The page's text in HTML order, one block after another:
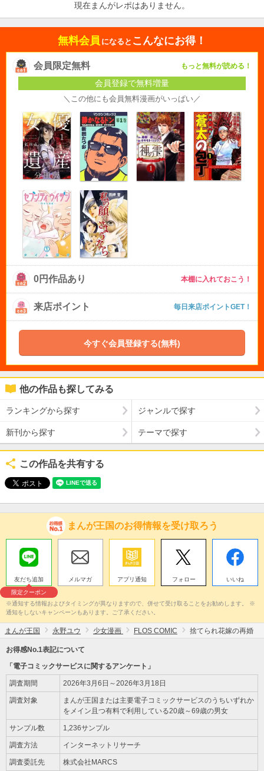
現在まんがレポはありません。
無料会員 になると こんなにお得！
会員限定無料 もっと無料が読める！
会員登録で無料増量
＼この他にも会員無料漫画がいっぱい／
0円作品あり 本棚に入れておこう！
来店ポイント 毎日来店ポイントGET！
今すぐ会員登録する(無料)
他の作品も探してみる
ランキングから探す ジャンルで探す
新刊から探す テーマで探す
この作品を共有する
まんが王国のお得情報を受け取ろう
友だち追加
限定クーポン
メルマガ アプリ通知 フォロー いいね
※通知する情報およびタイミングが異なりますので、併せて受け取ることをお勧めします。 ※
通知をしないキャンペーンもあります。ご了承ください。
まんが王国 永野ユウ 少女漫画 FLOS COMIC 捨てられ花嫁の再婚
お得感No.1表記について
「電子コミックサービスに関するアンケート」
調査期間 2026年3月6日～2026年3月18日
調査対象
まんが王国または主要電子コミックサービスのうちいずれか
をメイン且つ有料で利用している20歳～69歳の男女
サンプル数 1,236サンプル
調査方法 インターネットリサーチ
調査委託先 株式会社MARCS